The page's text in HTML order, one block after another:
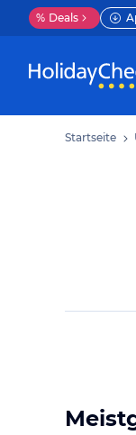
% Deals
Startseite